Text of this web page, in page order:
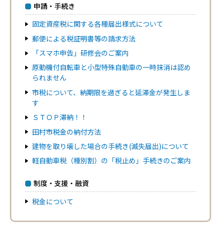
申請・手続き
固定資産税に関する各種届出様式について
郵便による税証明書等の請求方法
「スマホ申告」研修会のご案内
原動機付自転車と小型特殊自動車の一時抹消は認め
られません
市税について、納期限を過ぎると延滞金が発生しま
す
ＳＴＯＰ滞納！！
田村市税金の納付方法
建物を取り壊した場合の手続き(滅失届出)について
軽自動車税（種別割）の「税止め」手続きのご案内
制度・支援・融資
税金について